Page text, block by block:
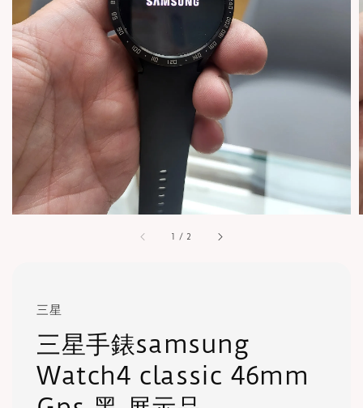
1 / 2
三星
三星手錶samsung
Watch4 classic 46mm